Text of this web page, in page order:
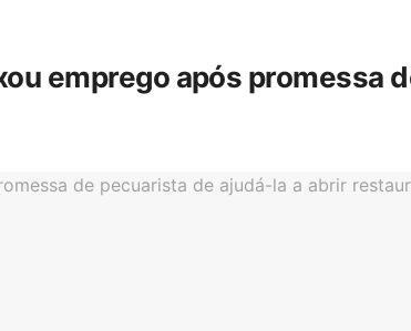
emprego após promessa